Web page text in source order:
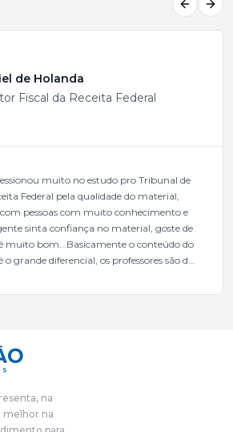
de Holanda
Fiscal da Receita Federal
muito no estudo pro Tribunal de
Federal pela qualidade do material,
pessoas com muito conhecimento e
sinta confiança no material, goste de
muito bom...Basicamente o conteúdo do
grande diferencial, os professores são de
da administração pública.Eu sempre
derrota no ano passado para que eu
eu errei e corrigir minha rota.E além
Concursos), que fizeram um
estudar, ele tem que perder tempo
num pós- edital é muito
na
melhor na